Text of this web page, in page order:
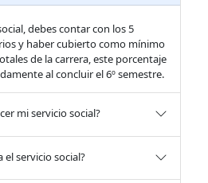
debes contar con los 5
y haber cubierto como mínimo
de la carrera, este porcentaje
al concluir el 6º semestre.
mi servicio social?
servicio social?